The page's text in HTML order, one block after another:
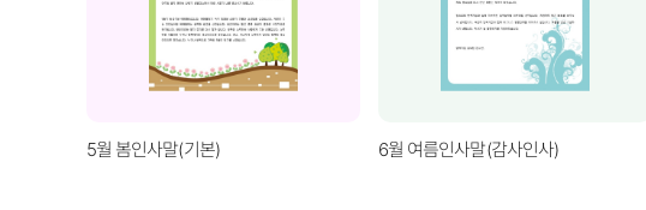
5월 봄인사말(기본) 6월 여름인사말(감사인사)